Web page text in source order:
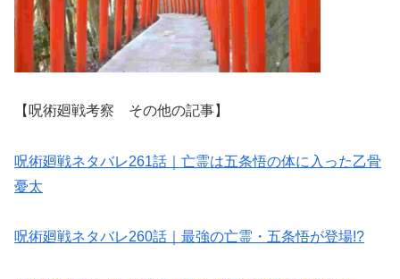
【呪術廻戦考察 その他の記事】
呪術廻戦ネタバレ261話｜亡霊は五条悟の体に入った乙骨
憂太
呪術廻戦ネタバレ260話｜最強の亡霊・五条悟が登場!?